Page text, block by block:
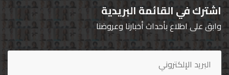
اشترك في القائمة البريدية
وابق على اطلاع بأحداث أخبارنا وعروضنا